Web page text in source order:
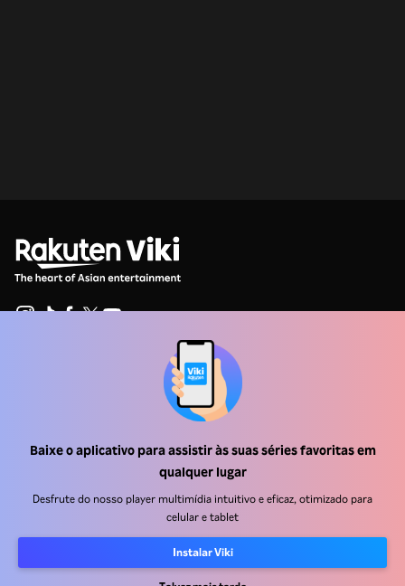
Baixe o aplicativo para assistir às suas séries favoritas em
qualquer lugar
Desfrute do nosso player multimídia intuitivo e eficaz, otimizado para
celular e tablet
Instalar Viki
Emissoras
Central de imprensa